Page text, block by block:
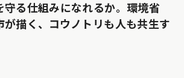
守る仕組みになれるか。環境省
が描く、コウノトリも人も共生す